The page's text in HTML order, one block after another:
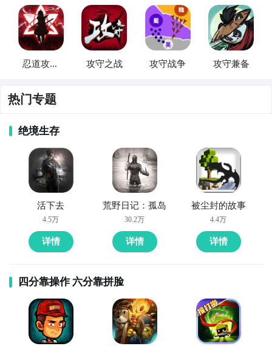
九游APP下载 【高速下载】
好了，小编为大家大家提供了这两种教程是下载指尖攻
守道最为直接方法哦，不知道大家有没有清楚的知道
呢？想要了解更多精彩内容，不妨多多关注九游指尖攻
指尖攻守道什么时候公测？公测时间提前预知，有三大
方法一： 关注九游指尖攻守道大事件
步骤1：百度搜索
步骤2：关注大事件列表，每次指尖攻守道测试的时间都
会最新发布，这是九游独家的哦；
忍道攻守
攻守之战 攻守战争 攻守兼备
热门专题
绝境生存
活下去
4.5万
详情
荒野日记：孤岛
30.2万
详情
被尘封的故事
4.4万
详情
四分靠操作 六分靠拼脸